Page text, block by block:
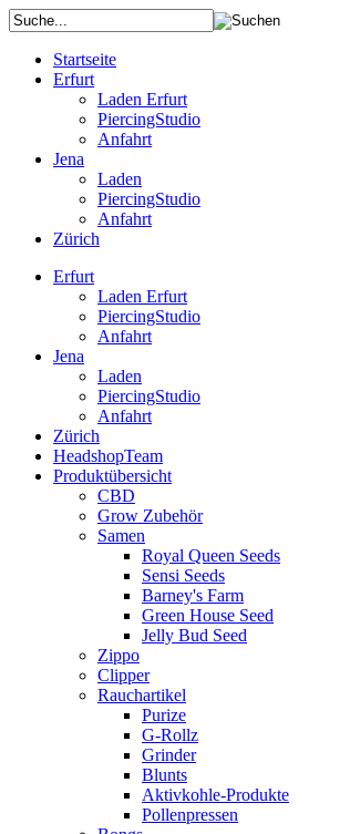
Startseite
Erfurt
Laden Erfurt
PiercingStudio
Anfahrt
Jena
Laden
PiercingStudio
Anfahrt
Zürich
Erfurt
Laden Erfurt
PiercingStudio
Anfahrt
Jena
Laden
PiercingStudio
Anfahrt
Zürich
HeadshopTeam
Produktübersicht
CBD
Grow Zubehör
Samen
Royal Queen Seeds
Sensi Seeds
Barney's Farm
Green House Seed
Jelly Bud Seed
Zippo
Clipper
Rauchartikel
Purize
G-Rollz
Grinder
Blunts
Aktivkohle-Produkte
Pollenpressen